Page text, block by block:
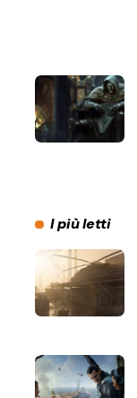
I più letti